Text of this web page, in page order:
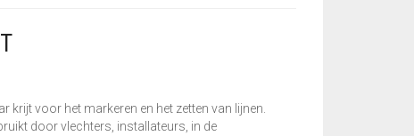
krijt voor het markeren en het zetten van lijnen.
door vlechters, installateurs, in de